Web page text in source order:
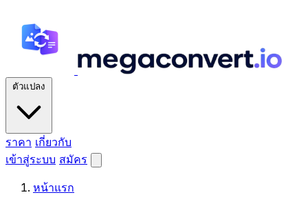
ตัวแปลง
ราคา เกี่ยวกับ
เข้าสู่ระบบ สมัคร
หน้าแรก